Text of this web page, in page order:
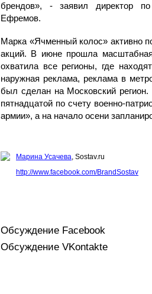
брендов», - заявил директор
Ефремов.
Марка «Ячменный колос» активно
акций. В июне прошла
охватила все регионы, где
наружная реклама, реклама в
был сделан на Московский
пятнадцатой по счету военно-
армии», а на начало осени
Марина Усачева, Sostav.ru
http://www.facebook.com/BrandSostav
Обсуждение Facebook
Обсуждение VKontakte